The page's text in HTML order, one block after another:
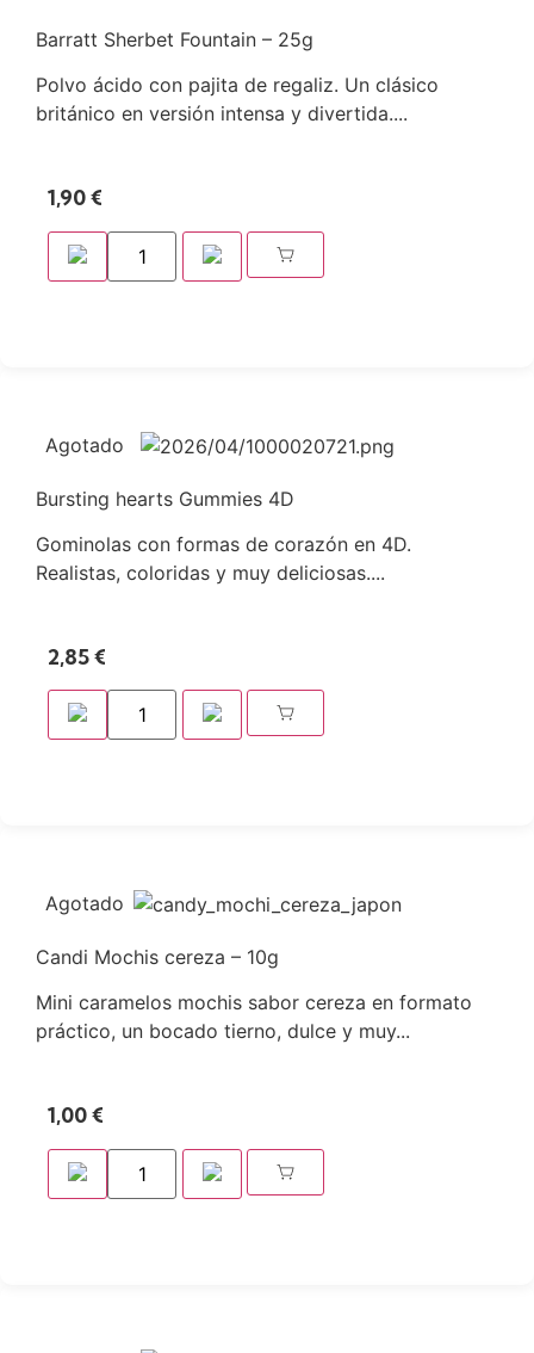
Barratt Sherbet Fountain – 25g
Polvo ácido con pajita de regaliz. Un clásico
británico en versión intensa y divertida....
1,90€
Agotado
Bursting hearts Gummies 4D
Gominolas con formas de corazón en 4D.
Realistas, coloridas y muy deliciosas....
2,85€
Agotado
Candi Mochis cereza – 10g
Mini caramelos mochis sabor cereza en formato
práctico, un bocado tierno, dulce y muy...
1,00€